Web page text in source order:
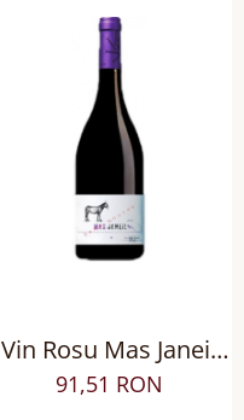
Vin Rosu Mas Janeil
AOP Côtes du
Roussillon Villages
91,51 RON